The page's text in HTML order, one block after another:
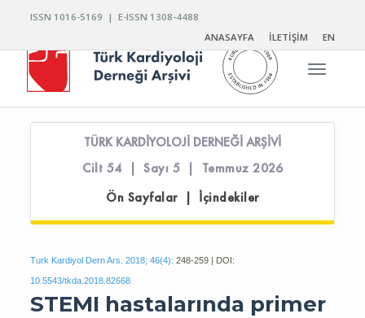
ISSN 1016-5169 | E-ISSN 1308-4488
ANASAYFA
İLETİŞİM EN
Toggle
TÜRK KARDİYOLOJİ DERNEĞİ ARŞİVİ
Cilt 54 | Sayı 5 | Temmuz 2026
Ön Sayfalar | İçindekiler
Turk Kardiyol Dern Ars. 2018; 46(4): 248-259 | DOI:
10.5543/tkda.2018.82668
STEMI hastalarında primer